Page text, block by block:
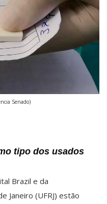
Senado)
tipo dos usados
Brazil e da
Janeiro (UFRJ) estão